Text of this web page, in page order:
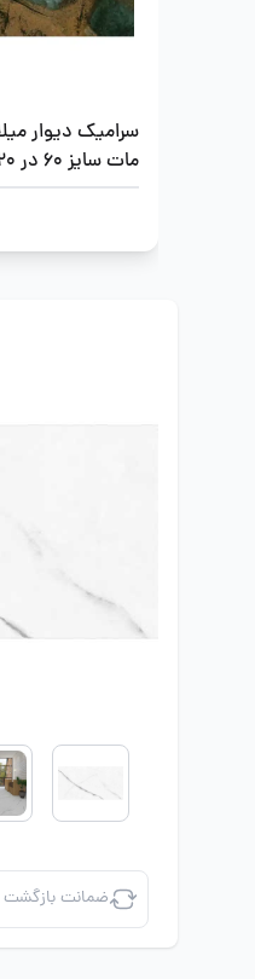
سرامیک دیوار
مات سایز 60 در 120
ضمانت بازگشت